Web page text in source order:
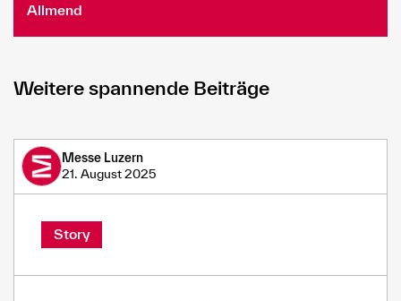
Allmend
Weitere spannende Beiträge
Messe Luzern
21. August 2025
Story